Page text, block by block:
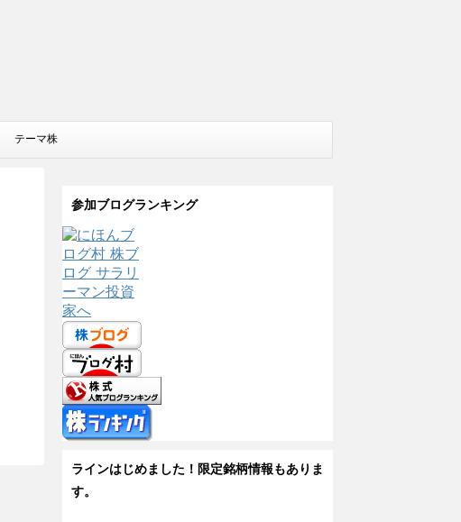
テーマ株
参加ブログランキング
ラインはじめました！限定銘柄情報もありま
す。